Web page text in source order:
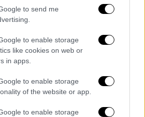
to send me
to enable storage
like cookies on web or
in apps.
to enable storage
of the website or app.
to enable storage
του καθεστώτος του
», ανέφερε το
διευκρινίζοντας
ότι οι
συνέχεια τουςεκτέλεσαν
σχέδιο Ανδρουλάκη: Η
τη ΔΕΘ